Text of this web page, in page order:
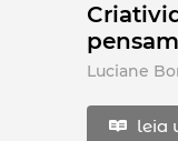
Luciane
leia